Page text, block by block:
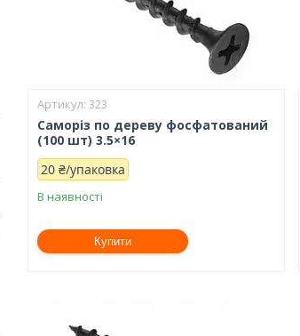
323
Саморіз по дереву фосфатований
(100 шт) 3.5×16
20 ₴/упаковка
В наявності
Купити